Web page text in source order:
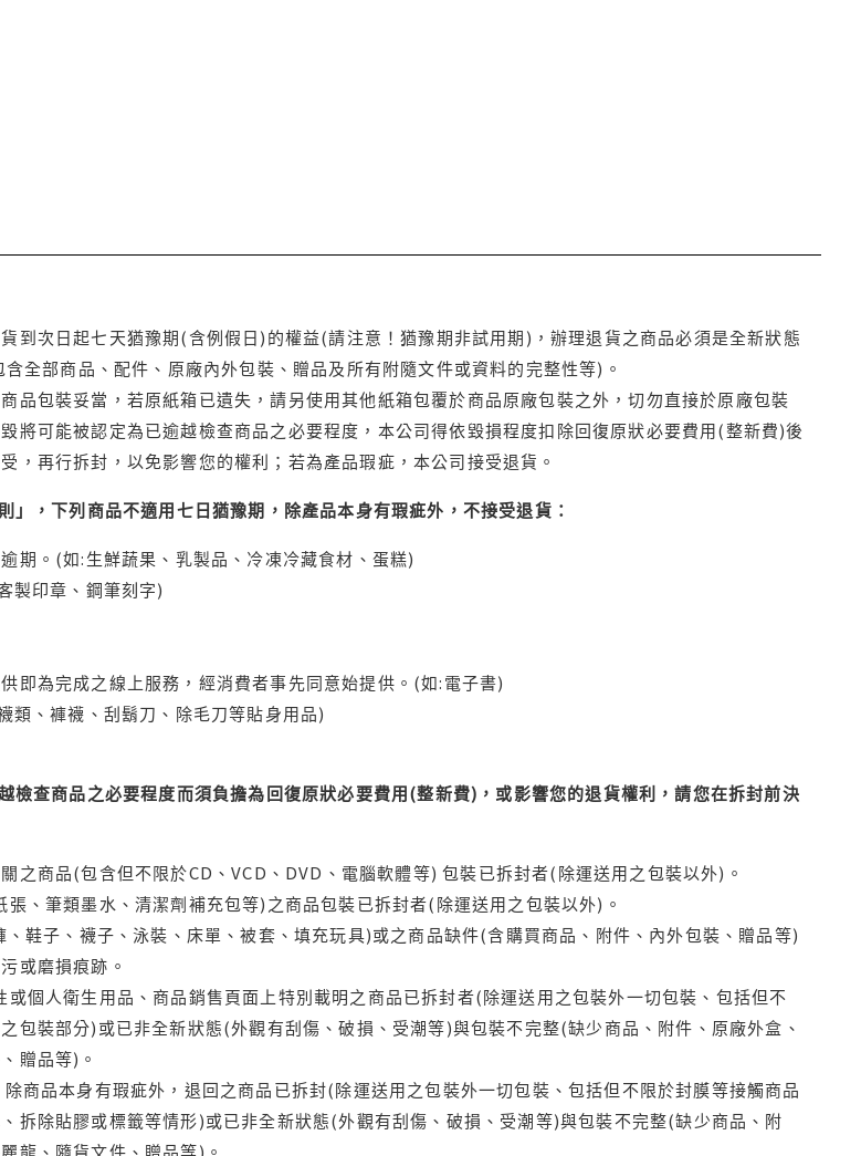
到次日起七天猶豫期(含例假日)的權益(請注意！猶豫期非試用期)，辦理退貨之商品必須是全新狀態
全部商品、配件、原廠內外包裝、贈品及所有附隨文件或資料的完整性等)。
品包裝妥當，若原紙箱已遺失，請另使用其他紙箱包覆於商品原廠包裝之外，切勿直接於原廠包裝
將可能被認定為已逾越檢查商品之必要程度，本公司得依毀損程度扣除回復原狀必要費用(整新費)後
，再行拆封，以免影響您的權利；若為產品瑕疵，本公司接受退貨。
」，下列商品不適用七日猶豫期，除產品本身有瑕疵外，不接受退貨：
期。(如:生鮮蔬果、乳製品、冷凍冷藏食材、蛋糕)
製印章、鋼筆刻字)
即為完成之線上服務，經消費者事先同意始提供。(如:電子書)
類、褲襪、刮鬍刀、除毛刀等貼身用品)
檢查商品之必要程度而須負擔為回復原狀必要費用(整新費)，或影響您的退貨權利，請您在拆封前決
之商品(包含但不限於CD、VCD、DVD、電腦軟體等) 包裝已拆封者(除運送用之包裝以外)。
、筆類墨水、清潔劑補充包等)之商品包裝已拆封者(除運送用之包裝以外)。
鞋子、襪子、泳裝、床單、被套、填充玩具)或之商品缺件(含購買商品、附件、內外包裝、贈品等)
或磨損痕跡。
個人衛生用品、商品銷售頁面上特別載明之商品已拆封者(除運送用之包裝外一切包裝、包括但不
包裝部分)或已非全新狀態(外觀有刮傷、破損、受潮等)與包裝不完整(缺少商品、附件、原廠外盒、
贈品等)。
商品本身有瑕疵外，退回之商品已拆封(除運送用之包裝外一切包裝、包括但不限於封膜等接觸商品
拆除貼膠或標籤等情形)或已非全新狀態(外觀有刮傷、破損、受潮等)與包裝不完整(缺少商品、附
龍、隨貨文件、贈品等)。